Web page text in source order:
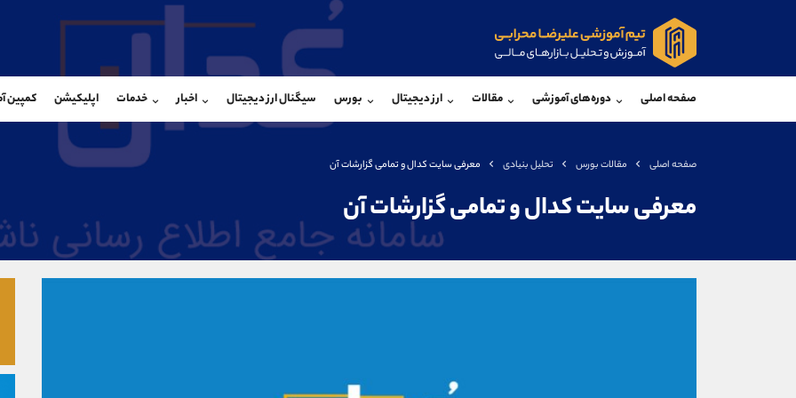
صفحه اصلی دوره‌های آموزشی مقالات ارز دیجیتال بورس سیگنال ارز دیجیتال اخبار خدمات اپلیکیشن کمپین
صفحه اصلی مقالات بورس تحلیل بنیادی معرفی سایت کدال و تمامی گزارشات آن
معرفی سایت کدال و تمامی گزارشات آن
@Armteam_admin_103
@Armteam_admin_33
واتساپ
تلفن